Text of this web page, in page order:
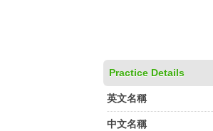
Practice Details
英文名稱
中文名稱